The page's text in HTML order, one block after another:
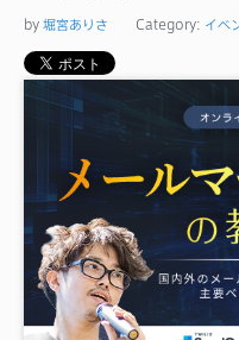
SendGridとは
料金
お役立ち情報
ドキュメント
サポート
by 堀宮ありさ Category: イベ